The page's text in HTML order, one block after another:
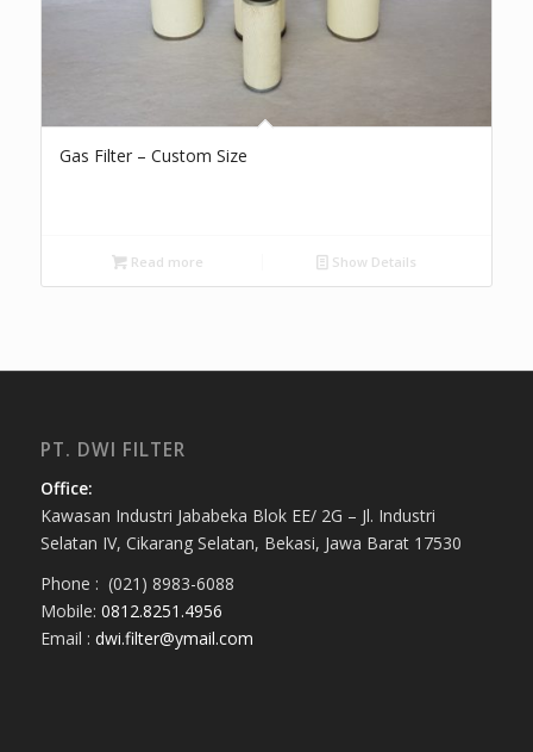
Gas Filter – Custom Size
Read more Show Details
PT. DWI FILTER
Office:
Kawasan Industri Jababeka Blok EE/ 2G – Jl. Industri
Selatan IV, Cikarang Selatan, Bekasi, Jawa Barat 17530
Phone : (021) 8983-6088
Mobile: 0812.8251.4956
Email : dwi.filter@ymail.com